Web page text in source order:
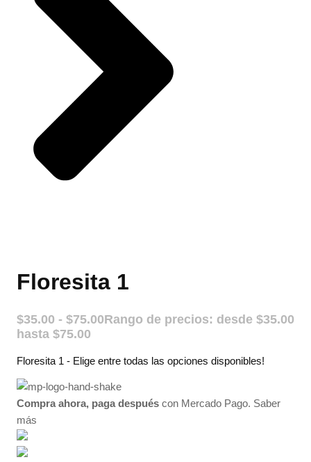
Floresita 1
$35.00 - $75.00Rango de precios: desde $35.00
hasta $75.00
Floresita 1 - Elige entre todas las opciones disponibles!
Compra ahora, paga después con Mercado Pago. Saber
más